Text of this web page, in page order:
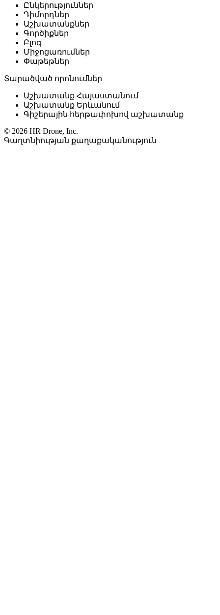
Ընկերություններ
Դիմորդներ
Աշխատանքներ
Գործիքներ
Բլոգ
Միջոցառումներ
Փաթեթներ
Տարածված որոնումներ
Աշխատանք Հայաստանում
Աշխատանք Երևանում
Գիշերային հերթափոխով աշխատանք
© 2026 HR Drone, Inc.
Գաղտնիության քաղաքականություն